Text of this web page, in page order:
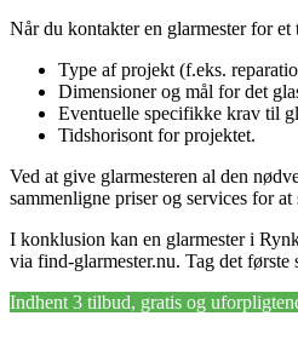
Når du kontakter en glarmester for
Type af projekt (f.eks.
Dimensioner og mål for det
Eventuelle specifikke krav til
Tidshorisont for projektet.
Ved at give glarmesteren al den
sammenligne priser og services for
I konklusion kan en glarmester i
via find-glarmester.nu. Tag det
Indhent 3 tilbud, gratis og